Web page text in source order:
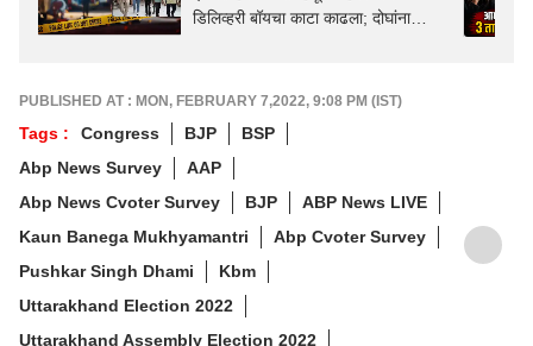
डिलिव्हरी बॉयचा काटा काढला; दोघांना
PUBLISHED AT : MON, FEBRUARY 7,2022, 9:08 PM (IST)
Tags : Congress BJP
BSP
Abp News Survey
AAP
Abp News Cvoter Survey
BJP
ABP News LIVE
Kaun Banega Mukhyamantri
Abp Cvoter Survey
Pushkar Singh Dhami
Kbm
Uttarakhand Election 2022
Uttarakhand Assembly Election 2022